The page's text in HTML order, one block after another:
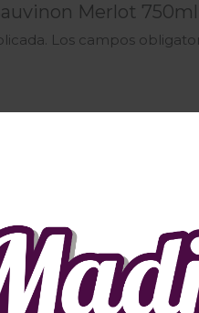
Merlot
Los campos
Correo